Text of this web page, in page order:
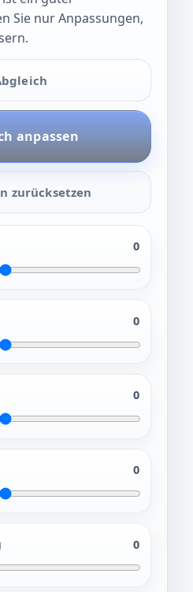
Sie nur Anpassungen,
anpassen
zurücksetzen
0
0
0
0
0